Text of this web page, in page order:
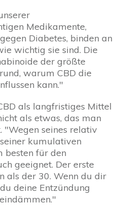
Medikamente,
Diabetes, binden an
wichtig sie sind. Die
der größte
warum CBD die
kann."
als langfristiges Mittel
als etwas, das man
"Wegen seines relativ
kumulativen
besten für den
geeignet. Der erste
als der 30. Wenn du dir
deine Entzündung